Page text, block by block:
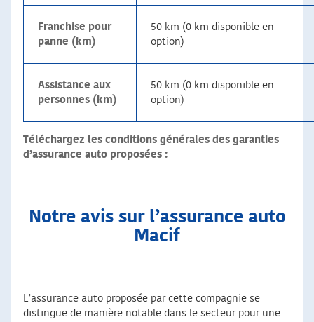
Franchise pour
panne (km)
50 km (0 km disponible en
option)
Assistance aux
personnes (km)
50 km (0 km disponible en
option)
Téléchargez les conditions générales des garanties
d’assurance auto proposées :
Notre avis sur l’assurance auto
Macif
L’assurance auto proposée par cette compagnie se
distingue de manière notable dans le secteur pour une